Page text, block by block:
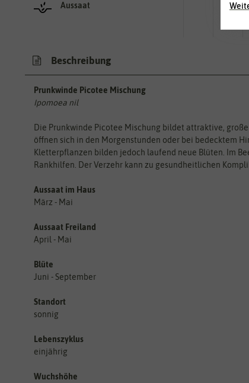
Aussaat
Beschreibung
Prunkwinde Picotee Mischung
Ipomoea nil
Die Prunkwinde Picotee Mischung bildet attraktive,
öffnen sich in den Morgenstunden oder bei bedecktem
Kletterpflanzen bilden jedoch laufend neue Blüten. Im
Rankhilfen. Der Verzehr kann zu gesundheitlichen
Aussaat im Haus
März - Mai
Aussaat Freiland
April - Mai
Blüte
Juni - September
Standort
sonnig
Lebenszyklus
einjährig
Wuchshöhe